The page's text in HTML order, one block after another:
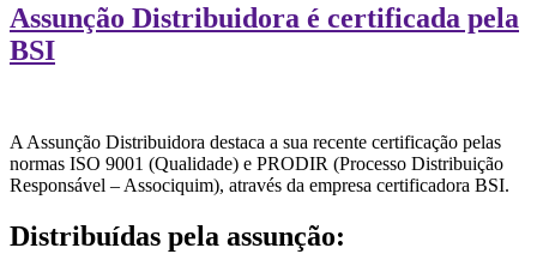
Assunção Distribuidora é certificada pela
BSI
A Assunção Distribuidora destaca a sua recente certificação pelas
normas ISO 9001 (Qualidade) e PRODIR (Processo Distribuição
Responsável – Associquim), através da empresa certificadora BSI.
Distribuídas pela assunção: